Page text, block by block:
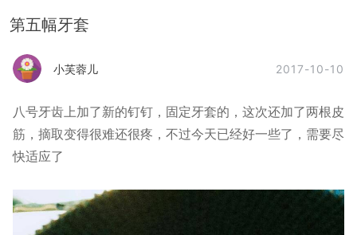
第五幅牙套
小芙蓉儿 2017-10-10
八号牙齿上加了新的钉钉，固定牙套的，这次还加了两根皮
筋，摘取变得很难还很疼，不过今天已经好一些了，需要尽
快适应了